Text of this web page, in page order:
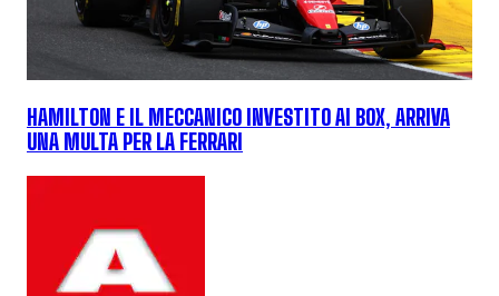
HAMILTON E IL MECCANICO INVESTITO AI BOX, ARRIVA
UNA MULTA PER LA FERRARI